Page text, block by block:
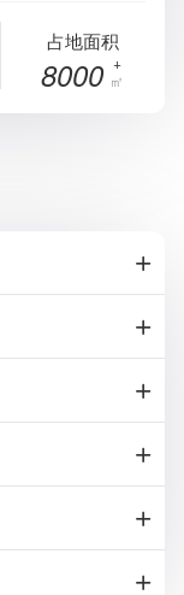
占地面积
8000 ㎡